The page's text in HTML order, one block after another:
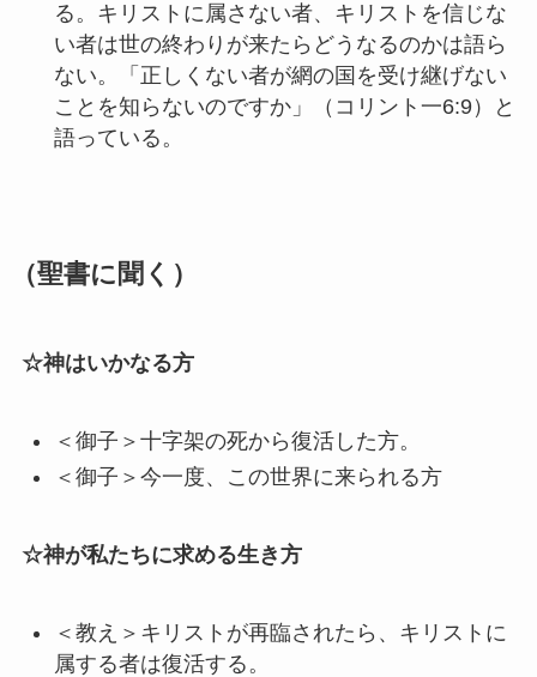
る。キリストに属さない者、キリストを信じな
い者は世の終わりが来たらどうなるのかは語ら
ない。「正しくない者が網の国を受け継げない
ことを知らないのですか」（コリント一6:9）と
語っている。
（聖書に聞く）
☆神はいかなる方
＜御子＞十字架の死から復活した方。
＜御子＞今一度、この世界に来られる方
☆神が私たちに求める生き方
＜教え＞キリストが再臨されたら、キリストに
属する者は復活する。